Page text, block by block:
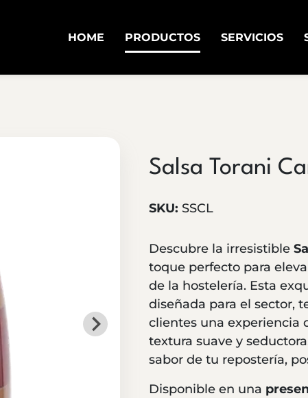
HOME PRODUCTOS SERVICIOS
Salsa Torani
SKU: SSCL
Descubre la irresistible
toque perfecto para
de la hostelería. Esta
diseñada para el sector,
clientes una experiencia
textura suave y
sabor de tu repostería,
Disponible en una